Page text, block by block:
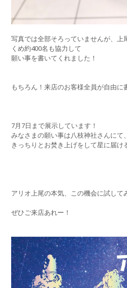
写真では全部そろっていませんが、上
くめ約400名も協力して
願い事を書いてくれました！
もちろん！来店のお客様全員が自由に
7月7日まで展示しています！
みなさまの願い事は八枝神社さんにて、
きっちりとお焚き上げをして星に届け
アリオ上尾の本気、この機会に試して
ぜひご来店あれー！